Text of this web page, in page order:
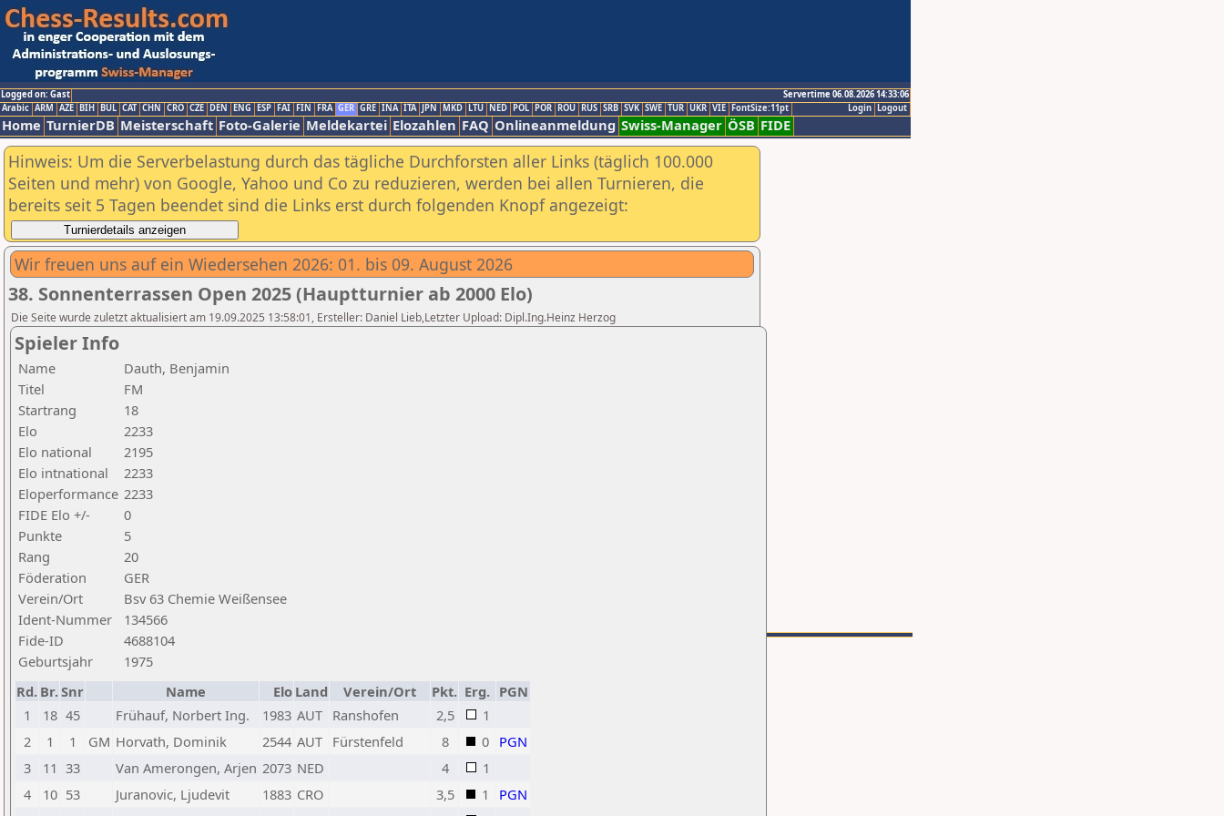
Logged on: Gast
Servertime 06.08.2026 14:33:06
Logout
Login
Arabic ARM AZE BIH BUL CAT CHN CRO CZE DEN ENG ESP FAI FIN FRA GER GRE INA ITA JPN MKD LTU NED POL POR ROU RUS SRB SVK SWE TUR UKR VIE FontSize:11pt
Home TurnierDB Meisterschaft Foto-Galerie Meldekartei Elozahlen FAQ Onlineanmeldung Swiss-Manager ÖSB FIDE
Hinweis: Um die Serverbelastung durch das tägliche Durchforsten aller Links (täglich 100.000
Seiten und mehr) von Google, Yahoo und Co zu reduzieren, werden bei allen Turnieren, die
bereits seit 5 Tagen beendet sind die Links erst durch folgenden Knopf angezeigt:
Wir freuen uns auf ein Wiedersehen 2026: 01. bis 09. August 2026
38. Sonnenterrassen Open 2025 (Hauptturnier ab 2000 Elo)
Die Seite wurde zuletzt aktualisiert am 19.09.2025 13:58:01, Ersteller: Daniel Lieb,Letzter Upload: Dipl.Ing.Heinz Herzog
Spieler Info
Name
Dauth, Benjamin
Titel
FM
Startrang
18
Elo
2233
Elo national
2195
Elo intnational
2233
Eloperformance 2233
FIDE Elo +/-
0
Punkte
5
Rang
20
Föderation
GER
Verein/Ort
Bsv 63 Chemie Weißensee
Ident-Nummer
134566
Fide-ID
4688104
Geburtsjahr
1975
Rd. Br.Snr Name Elo Land Verein/Ort Pkt. Erg. PGN
1
18 45 Frühauf, Norbert Ing. 1983 AUT Ranshofen 2,5
1
2
1 1 GM Horvath, Dominik 2544 AUT Fürstenfeld 8 0 PGN
3
11 33 Van Amerongen, Arjen 2073 NED 4
1
4
10 53 Juranovic, Ljudevit 1883 CRO 3,5 1
PGN